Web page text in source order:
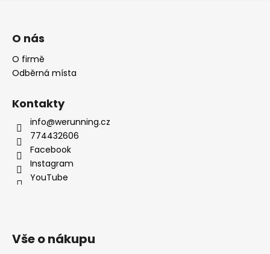
O nás
O firmě
Odběrná místa
Kontakty
info@werunning.cz
774432606
Facebook
Instagram
YouTube
Vše o nákupu